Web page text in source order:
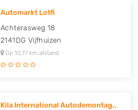
Automarkt Lotfi
Achterasweg 18
2141DG Vijfhuizen
Op 10,77 km afstand
Kila International Autodemontag..